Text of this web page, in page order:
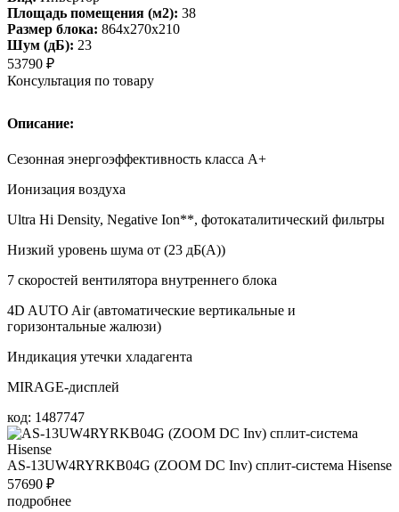
Площадь помещения (м2): 38
Размер блока: 864х270х210
Шум (дБ): 23
53790 ₽
Консультация по товару
Описание:
Сезонная энергоэффективность класса А+
Ионизация воздуха
Ultra Hi Density, Negative Ion**, фотокаталитический фильтры
Низкий уровень шума от (23 дБ(А))
7 скоростей вентилятора внутреннего блока
4D AUTO Air (автоматические вертикальные и
горизонтальные жалюзи)
Индикация утечки хладагента
MIRAGE-дисплей
код: 1487747
AS-13UW4RYRKB04G (ZOOM DC Inv) сплит-система Hisense
57690 ₽
подробнее